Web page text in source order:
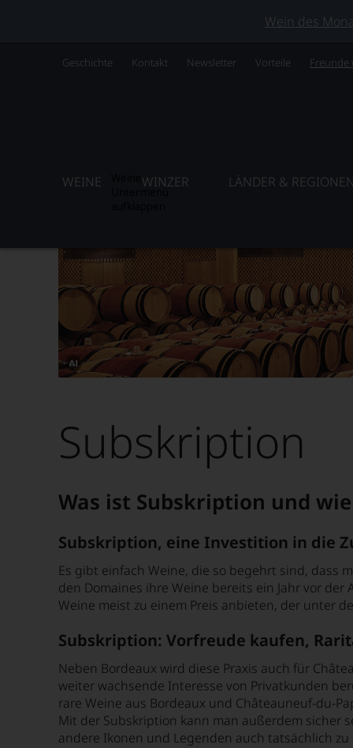
Wein des
Geschichte Kontakt Newsletter Vorteile Freunde
WEINE WINZER LÄNDER & REGIONEN
Dieses
von
KI
verändert.
Subskription
Was ist Subskription und
Subskription, eine Investition in die
Es gibt einfach Weine, die so begehrt sind, dass
den Domaines ihre Weine bereits ein Jahr vor
Weine meist zu einem Preis anbieten, der unter
Subskription: Vorfreude kaufen,
Neben Bordeaux wird diese Praxis auch für
weiter wachsende Interesse von Privatkunden
rare Weine aus Bordeaux und Châteauneuf-du-
Mit der Subskription kann man außerdem sicher
andere Ikonen und Legenden auch tatsächlich